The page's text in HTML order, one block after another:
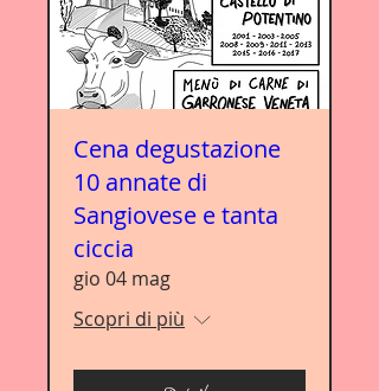
Cena degustazione
10 annate di
Sangiovese e tanta
ciccia
gio 04 mag
Scopri di più